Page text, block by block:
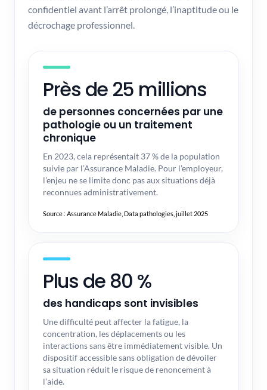
confidentiel avant l’arrêt prolongé, l’inaptitude ou le
décrochage professionnel.
Près de 25 millions
de personnes concernées par une
pathologie ou un traitement
chronique
En 2023, cela représentait 37 % de la population
suivie par l’Assurance Maladie. Pour l’employeur,
l’enjeu ne se limite donc pas aux situations déjà
reconnues administrativement.
Source : Assurance Maladie, Data pathologies, juillet 2025
Plus de 80 %
des handicaps sont invisibles
Une difficulté peut affecter la fatigue, la
concentration, les déplacements ou les
interactions sans être immédiatement visible. Un
dispositif accessible sans obligation de dévoiler
sa situation réduit le risque de renoncement à
l’aide.